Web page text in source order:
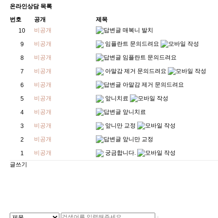
온라인상담 목록
번호
공개
제목
10
비공개 매복니 발치
9 비공개 임플란트 문의드려요
8 비공개 임플란트 문의드려요
7 비공개 아말감 제거 문의드려요
6 비공개 아말감 제거 문의드려요
5 비공개 앞니치료
4 비공개 앞니치료
3 비공개 앞니만 교정
2 비공개 앞니만 교정
1 비공개
궁금합니다.
글쓰기